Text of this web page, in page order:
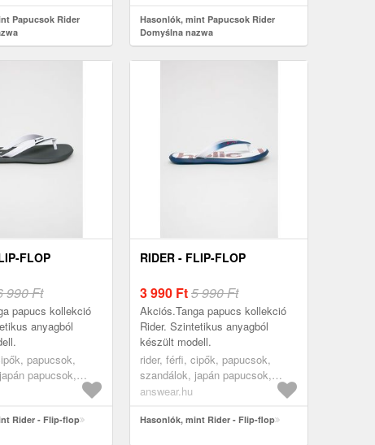
Papucsok Rider
Hasonlók, mint Papucsok Rider
Domyślna nazwa
FLOP
990 Ft
papucs kollekció
anyagból
papucsok,
papucsok,
Rider - Flip-flop
RIDER - FLIP-FLOP
3 990 Ft5 990 Ft
Akciós.Tanga papucs kollekció
Rider. Szintetikus anyagból
készült modell.
rider, férfi, cipők, papucsok,
szandálok, japán papucsok,
sötétkék
answear.hu
Hasonlók, mint Rider - Flip-flop